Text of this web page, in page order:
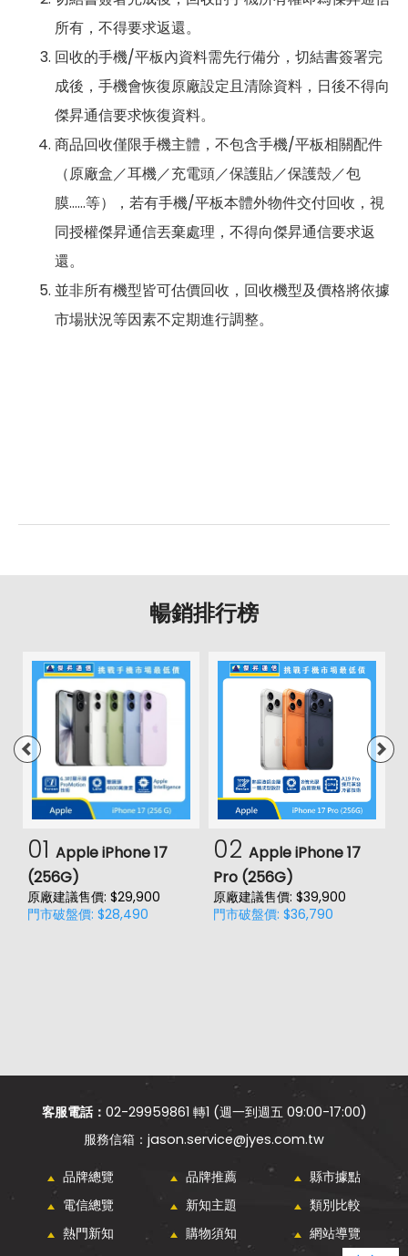
所有，不得要求返還。
回收的手機/平板內資料需先行備分，切結書簽署完
成後，手機會恢復原廠設定且清除資料，日後不得向
傑昇通信要求恢復資料。
商品回收僅限手機主體，不包含手機/平板相關配件
（原廠盒／耳機／充電頭／保護貼／保護殼／包
膜……等），若有手機/平板本體外物件交付回收，視
同授權傑昇通信丟棄處理，不得向傑昇通信要求返
還。
並非所有機型皆可估價回收，回收機型及價格將依據
市場狀況等因素不定期進行調整。
暢銷排行榜
01 Apple iPhone 17
(256G)
原廠建議售價: $29,900
門市破盤價: $28,490
02 Apple iPhone 17
Pro (256G)
原廠建議售價: $39,900
門市破盤價: $36,790
客服電話： 02-29959861 轉1 (週一到週五 09:00-17:00)
jason.service@jyes.com.tw
品牌總覽 品牌推薦
縣市據點
電信總覽
新知主題
類別比較
熱門新知
購物須知 網站導覽